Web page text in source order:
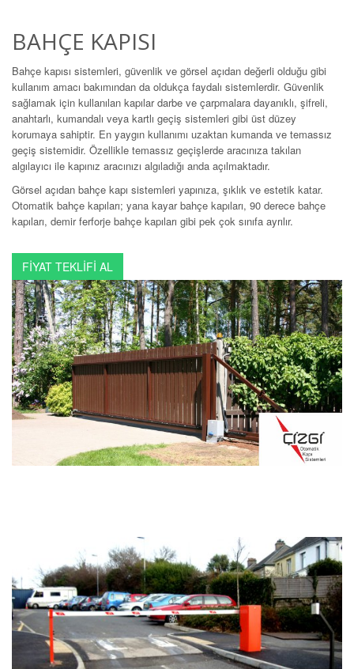
BAHÇE KAPISI
Bahçe kapısı sistemleri, güvenlik ve görsel açıdan değerli olduğu gibi
kullanım amacı bakımından da oldukça faydalı sistemlerdir. Güvenlik
sağlamak için kullanılan kapılar darbe ve çarpmalara dayanıklı, şifreli,
anahtarlı, kumandalı veya kartlı geçiş sistemleri gibi üst düzey
korumaya sahiptir. En yaygın kullanımı uzaktan kumanda ve temassız
geçiş sistemidir. Özellikle temassız geçişlerde aracınıza takılan
algılayıcı ile kapınız aracınızı algıladığı anda açılmaktadır.
Görsel açıdan bahçe kapı sistemleri yapınıza, şıklık ve estetik katar.
Otomatik bahçe kapıları; yana kayar bahçe kapıları, 90 derece bahçe
kapıları, demir ferforje bahçe kapıları gibi pek çok sınıfa ayrılır.
FİYAT TEKLİFİ AL